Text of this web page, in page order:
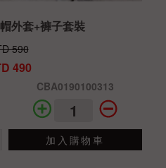
外套+褲子套裝
590
490
CBA0190100313
加入購物車